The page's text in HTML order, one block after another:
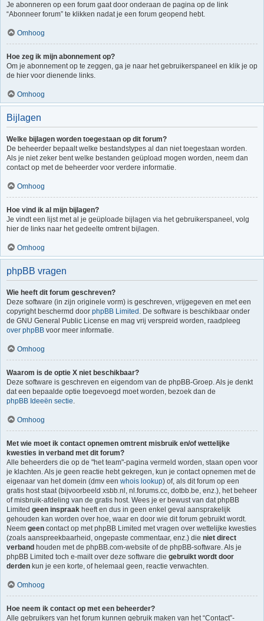
Je abonneren op een forum gaat door onderaan de pagina op de link
“Abonneer forum” te klikken nadat je een forum geopend hebt.
Omhoog
Hoe zeg ik mijn abonnement op?
Om je abonnement op te zeggen, ga je naar het gebruikerspaneel en klik je op
de hier voor dienende links.
Omhoog
Bijlagen
Welke bijlagen worden toegestaan op dit forum?
De beheerder bepaalt welke bestandstypes al dan niet toegestaan worden.
Als je niet zeker bent welke bestanden geüpload mogen worden, neem dan
contact op met de beheerder voor verdere informatie.
Omhoog
Hoe vind ik al mijn bijlagen?
Je vindt een lijst met al je geüploade bijlagen via het gebruikerspaneel, volg
hier de links naar het gedeelte omtrent bijlagen.
Omhoog
phpBB vragen
Wie heeft dit forum geschreven?
Deze software (in zijn originele vorm) is geschreven, vrijgegeven en met een
copyright beschermd door phpBB Limited . De software is beschikbaar onder
de GNU General Public License en mag vrij verspreid worden, raadpleeg
over phpBB voor meer informatie.
Omhoog
Waarom is de optie X niet beschikbaar?
Deze software is geschreven en eigendom van de phpBB-Groep. Als je denkt
dat een bepaalde optie toegevoegd moet worden, bezoek dan de
phpBB Ideeën sectie.
Omhoog
Met wie moet ik contact opnemen omtrent misbruik en/of wettelijke
kwesties in verband met dit forum?
Alle beheerders die op de "het team"-pagina vermeld worden, staan open voor
je klachten. Als je geen reactie hebt gekregen, kun je contact opnemen met de
eigenaar van het domein (dmv een whois lookup) of, als dit forum op een
gratis host staat (bijvoorbeeld xsbb.nl, nl.forums.cc, dotbb.be, enz.), het beheer
of misbruik-afdeling van de gratis host. Wees je er bewust van dat phpBB
Limited geen inspraak heeft en dus in geen enkel geval aansprakelijk
gehouden kan worden over hoe, waar en door wie dit forum gebruikt wordt.
Neem geen contact op met phpBB Limited met vragen over wettelijke kwesties
(zoals aanspreekbaarheid, ongepaste commentaar, enz.) die niet direct
verband houden met de phpBB.com-website of de phpBB-software. Als je
phpBB Limited toch e-mailt over deze software die gebruikt wordt door
derden kun je een korte, of helemaal geen, reactie verwachten.
Omhoog
Hoe neem ik contact op met een beheerder?
Alle gebruikers van het forum kunnen gebruik maken van het “Contact”-